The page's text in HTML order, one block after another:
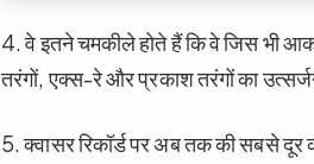
4. वे इतने चमकीले होते हैं कि वे जिस भी
तरंगों, एक्स-रे और प्रकाश तरंगों का
5. क्वासर रिकॉर्ड पर अब तक की सबसे दूर